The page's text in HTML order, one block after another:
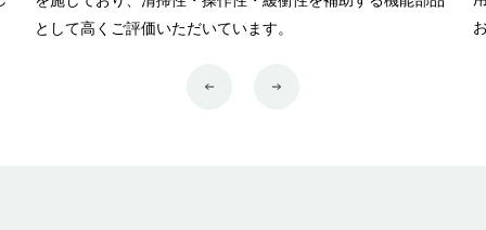
として高くご評価いただいています。